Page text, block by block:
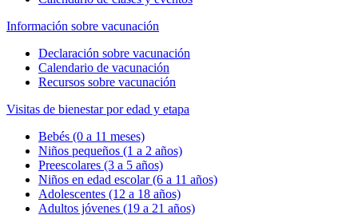
Información sobre vacunación
Declaración sobre vacunación
Calendario de vacunación
Recursos sobre vacunación
Visitas de bienestar por edad y etapa
Bebés (0 a 11 meses)
Niños pequeños (1 a 2 años)
Preescolares (3 a 5 años)
Niños en edad escolar (6 a 11 años)
Adolescentes (12 a 18 años)
Adultos jóvenes (19 a 21 años)